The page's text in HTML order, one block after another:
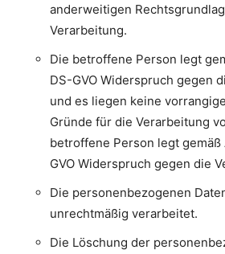
anderweitigen
Verarbeitung.
Die betroffene Person legt
DS-GVO Widerspruch gegen
und es liegen keine
Gründe für die Verarbeitung
betroffene Person legt gemäß
GVO Widerspruch gegen die
Die personenbezogenen
unrechtmäßig verarbeitet.
Die Löschung der